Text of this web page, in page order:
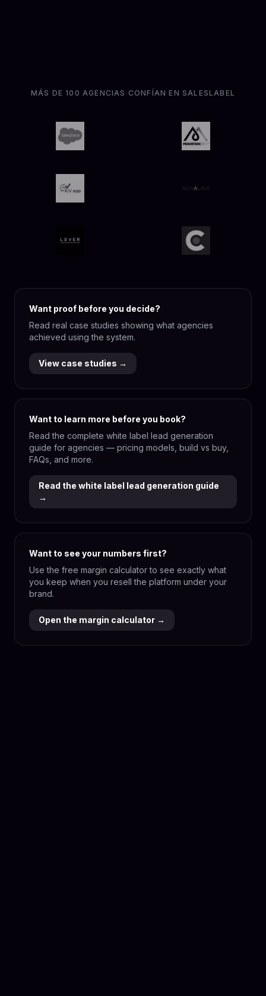
MÁS DE 100 AGENCIAS CONFÍAN EN SALESLABEL
Want proof before you decide?
Read real case studies showing what agencies
achieved using the system.
View case studies →
Want to learn more before you book?
Read the complete white label lead generation
guide for agencies — pricing models, build vs buy,
FAQs, and more.
Read the white label lead generation guide
→
Want to see your numbers first?
Use the free margin calculator to see exactly what
you keep when you resell the platform under your
brand.
Open the margin calculator →